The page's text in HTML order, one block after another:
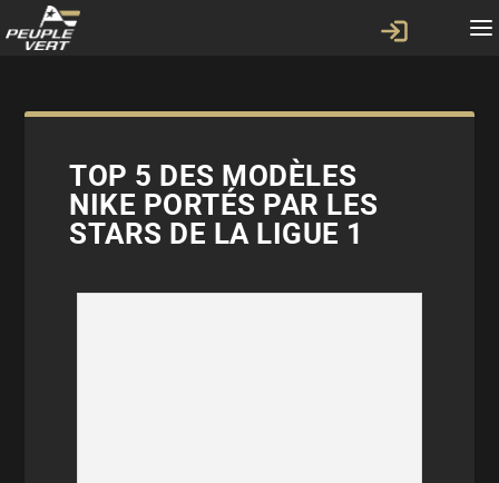
TOP 5 DES MODÈLES
NIKE PORTÉS PAR LES
STARS DE LA LIGUE 1